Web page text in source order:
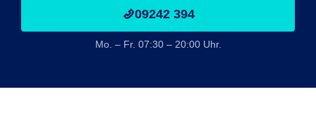
09242 394
Mo. – Fr. 07:30 – 20:00 Uhr.